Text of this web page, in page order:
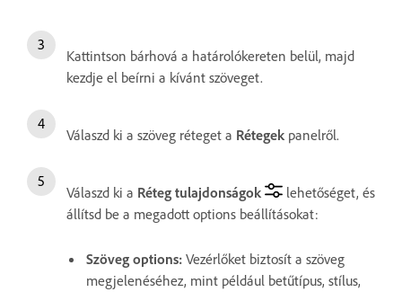
Kattintson bárhová a határolókereten belül, majd
kezdje el beírni a kívánt szöveget.
Válaszd ki a szöveg réteget a Rétegek panelről.
Válaszd ki a Réteg tulajdonságok
lehetőséget, és
állítsd be a megadott options beállításokat:
Szöveg options: Vezérlőket biztosít a szöveg
megjelenéséhez, mint például betűtípus, stílus,